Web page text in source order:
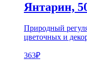
Янтарин,
Природный
цветочных и
363₽